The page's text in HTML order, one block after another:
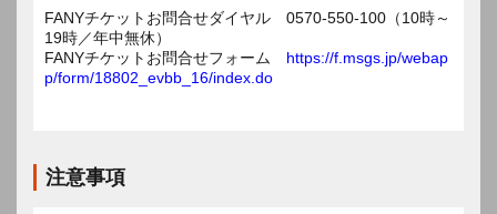
FANYチケットお問合せダイヤル 0570-550-100（10時～
19時／年中無休）
FANYチケットお問合せフォーム https://f.msgs.jp/webap
p/form/18802_evbb_16/index.do
注意事項